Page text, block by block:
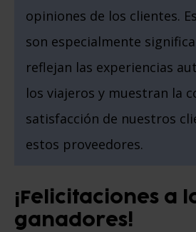
opiniones de los clientes.
son especialmente
reflejan las experiencias
los viajeros y muestran la
satisfacción de nuestros
estos proveedores.
¡Felicitaciones a
ganadores!